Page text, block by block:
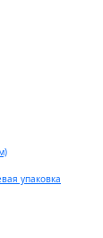
упаковка